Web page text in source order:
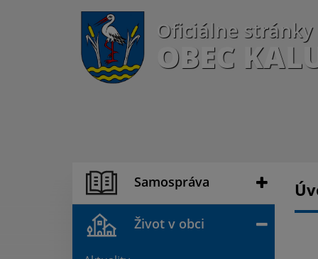
Oficiálne stránky
OBEC
Samospráva
Život v obci